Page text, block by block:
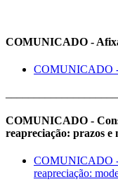
COMUNICADO -
COMUNICADO -
COMUNICADO -
reapreciação: prazos e
COMUNICADO -
reapreciação: